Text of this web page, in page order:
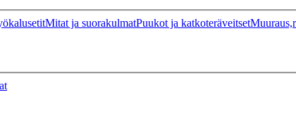
Mitat ja suorakulmatPuukot ja katkoteräveitset